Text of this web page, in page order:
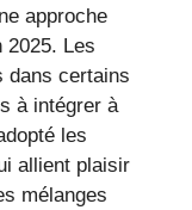
approche
2025. Les
dans certains
à intégrer à
les
allient plaisir
mélanges